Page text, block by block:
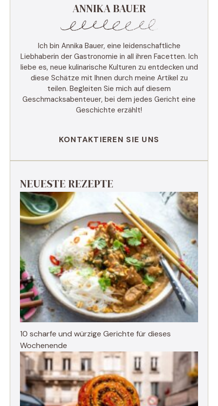
ANNIKA BAUER
Ich bin Annika Bauer, eine leidenschaftliche
Liebhaberin der Gastronomie in all ihren Facetten. Ich
liebe es, neue kulinarische Kulturen zu entdecken und
diese Schätze mit Ihnen durch meine Artikel zu
teilen. Begleiten Sie mich auf diesem
Geschmacksabenteuer, bei dem jedes Gericht eine
Geschichte erzählt!
KONTAKTIEREN SIE UNS
NEUESTE REZEPTE
10 scharfe und würzige Gerichte für dieses
Wochenende